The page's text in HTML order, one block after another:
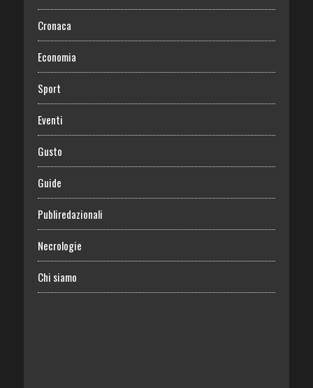
Cronaca
Economia
Sport
Eventi
Gusto
Guide
Publiredazionali
Necrologie
Chi siamo